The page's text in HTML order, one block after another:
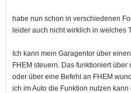
habe nun schon in verschiedenen
leider auch nicht wirklich in welches
Ich kann mein Garagentor über
FHEM steuern. Das funktioniert
oder über eine Befehl an FHEM
ich im Auto die Funktion nutzen